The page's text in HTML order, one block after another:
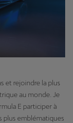
et rejoindre la plus
au monde. Je
E participer à
plus emblématiques